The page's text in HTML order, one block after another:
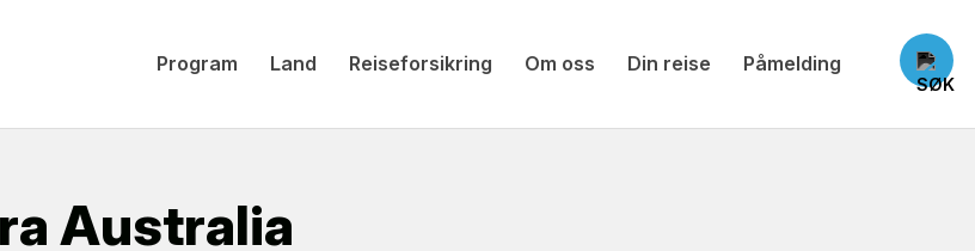
Program Land Reiseforsikring Om oss Din reise Påmelding
Australia